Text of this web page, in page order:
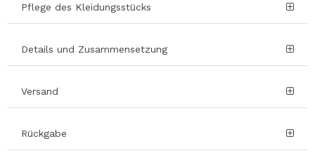
Pflege des Kleidungsstücks
Details und Zusammensetzung
Versand
Rückgabe